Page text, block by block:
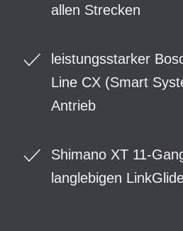
allen Strecken
leistungsstarker
Line CX (Smart
Antrieb
Shimano XT 11-
langlebigen